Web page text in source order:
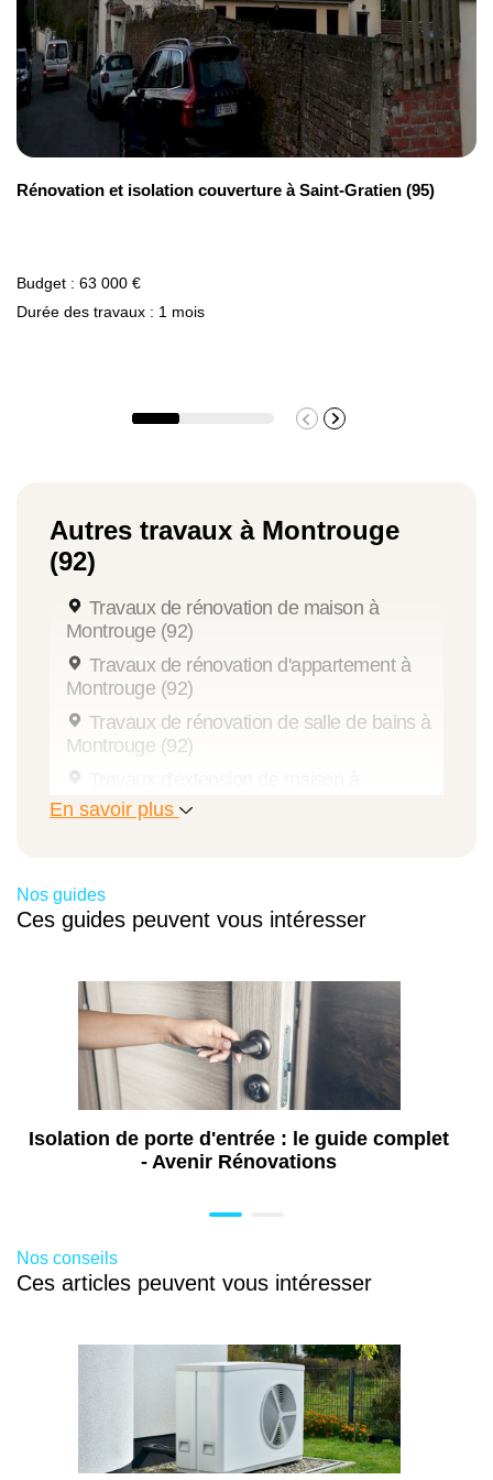
Rénovation et isolation couverture à Saint-Gratien (95)
Budget : 63 000 €
Durée des travaux : 1 mois
Autres travaux à Montrouge
(92)
Travaux de rénovation de maison à
Montrouge (92)
Travaux de rénovation d'appartement à
Montrouge (92)
Travaux de rénovation de salle de bains à
Montrouge (92)
Montrouge (92)
Aménagement de combles à Montrouge
(92)
Diagnostic énergétique à Montrouge (92)
Aide pour l'installation d'un poêle à bois à
Montrouge (92)
Aide installation pompe à chaleur à
Montrouge (92)
Aide isolation de combles à Montrouge
Travaux de rénovation énergétique à
Installation de pergola à Montrouge (92)
Pose de volet à Montrouge (92)
Pose de portail à Montrouge (92)
Pose de store banne à Montrouge (92)
En savoir plus
Nos guides
Ces guides peuvent vous intéresser
Isolation de porte d'entrée : le guide complet
- Avenir Rénovations
Nos conseils
Ces articles peuvent vous intéresser